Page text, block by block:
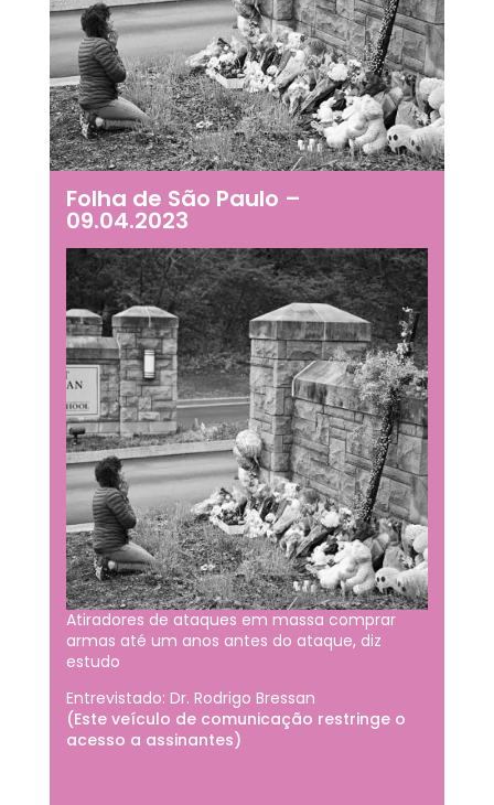
Folha de São Paulo –
09.04.2023
Atiradores de ataques em massa comprar
armas até um anos antes do ataque, diz
estudo
Entrevistado: Dr. Rodrigo Bressan
(Este veículo de comunicação restringe o
acesso a assinantes)